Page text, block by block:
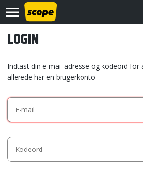
Kontakt
©
LOGIN
Indtast din e-mail-adresse og kodeord for
allerede har en brugerkonto